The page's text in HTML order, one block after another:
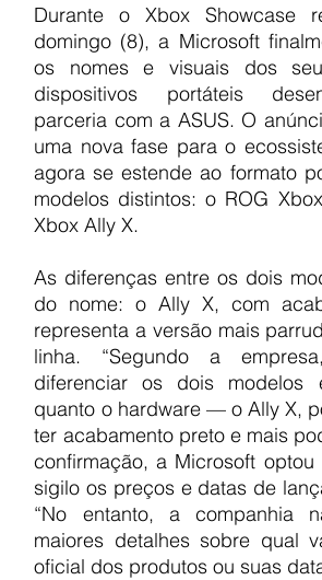
Durante o Xbox Showcase
domingo (8), a Microsoft
os nomes e visuais dos
dispositivos portáteis
parceria com a ASUS. O
uma nova fase para o
agora se estende ao formato
modelos distintos: o ROG
Xbox Ally X.
As diferenças entre os dois
do nome: o Ally X, com
representa a versão mais
linha. “Segundo a
diferenciar os dois
quanto o hardware — o Ally X,
ter acabamento preto e mais
confirmação, a Microsoft
sigilo os preços e datas de
“No entanto, a companhia
maiores detalhes sobre qual
oficial dos produtos ou suas